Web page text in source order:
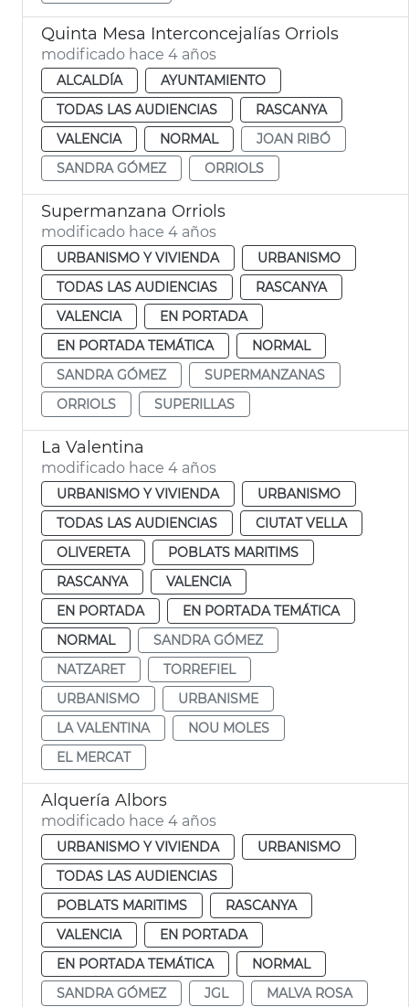
Quinta Mesa Interconcejalías Orriols
modificado hace 4 años
ALCALDÍA
AYUNTAMIENTO
TODAS LAS AUDIENCIAS
RASCANYA
VALENCIA
NORMAL
JOAN RIBÓ
SANDRA GÓMEZ
ORRIOLS
Supermanzana Orriols
modificado hace 4 años
URBANISMO Y VIVIENDA
URBANISMO
TODAS LAS AUDIENCIAS
RASCANYA
VALENCIA
EN PORTADA
EN PORTADA TEMÁTICA
NORMAL
SANDRA GÓMEZ
SUPERMANZANAS
ORRIOLS
SUPERILLAS
La Valentina
modificado hace 4 años
URBANISMO Y VIVIENDA
URBANISMO
TODAS LAS AUDIENCIAS
CIUTAT VELLA
OLIVERETA
POBLATS MARITIMS
RASCANYA
VALENCIA
EN PORTADA
EN PORTADA TEMÁTICA
NORMAL
SANDRA GÓMEZ
NATZARET
TORREFIEL
URBANISMO
URBANISME
LA VALENTINA
NOU MOLES
EL MERCAT
Alquería Albors
modificado hace 4 años
URBANISMO Y VIVIENDA
URBANISMO
TODAS LAS AUDIENCIAS
POBLATS MARITIMS
RASCANYA
VALENCIA
EN PORTADA
EN PORTADA TEMÁTICA
NORMAL
SANDRA GÓMEZ
JGL MALVA ROSA